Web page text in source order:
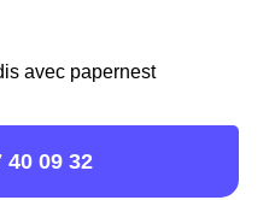
avec papernest
40 09 32